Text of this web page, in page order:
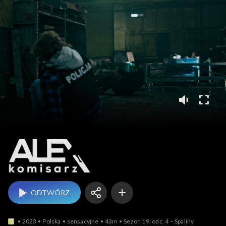
Komisarz Alex
ODTWÓRZ
2023 Polska sensacyjne 43m Sezon 19, odc. 4 – Spaliny